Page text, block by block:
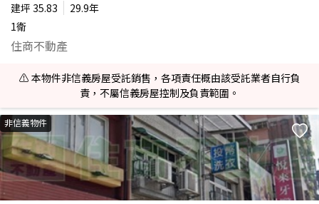
建坪 35.83
29.9年
1衛
住商不動產
⚠️ 本物件非信義房屋受託銷售，各項責任概由該受託業者自行負
責，不屬信義房屋控制及負責範圍。
非信義物件